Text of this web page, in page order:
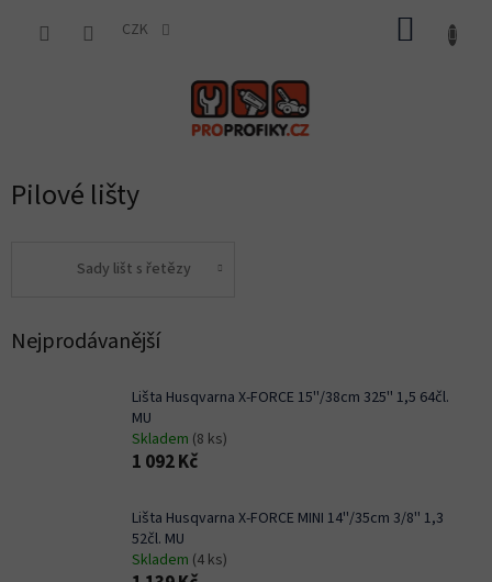
CZK
Pilové lišty
Sady lišt s řetězy
Nejprodávanější
Lišta Husqvarna X-FORCE 15''/38cm 325'' 1,5 64čl.
MU
Skladem (8 ks)
1 092 Kč
Lišta Husqvarna X-FORCE MINI 14''/35cm 3/8'' 1,3
52čl. MU
Skladem (4 ks)